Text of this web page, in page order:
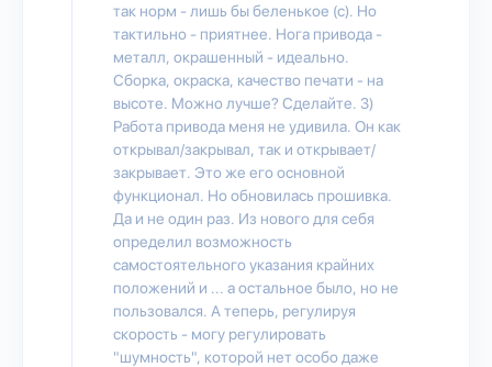
так норм - лишь бы беленькое (с). Но
тактильно - приятнее. Нога привода -
металл, окрашенный - идеально.
Сборка, окраска, качество печати - на
высоте. Можно лучше? Сделайте. 3)
Работа привода меня не удивила. Он как
открывал/закрывал, так и открывает/
закрывает. Это же его основной
функционал. Но обновилась прошивка.
Да и не один раз. Из нового для себя
определил возможность
самостоятельного указания крайних
положений и ... а остальное было, но не
пользовался. А теперь, регулируя
скорость - могу регулировать
"шумность", которой нет особо даже